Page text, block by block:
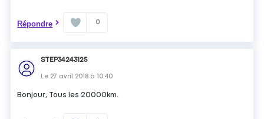
Répondre 0
STEP34243125
Le 27 avril 2018 à10:40
Bonjour, Tous les 20000km.